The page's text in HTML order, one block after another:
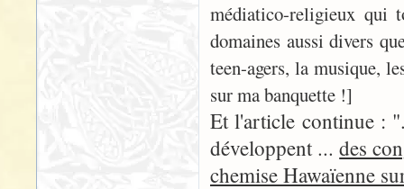
médiatico-religieux qui
domaines aussi divers
teen-agers, la musique,
sur ma banquette !]
Et l'article continue :
développent ...des
chemise Hawaïenne